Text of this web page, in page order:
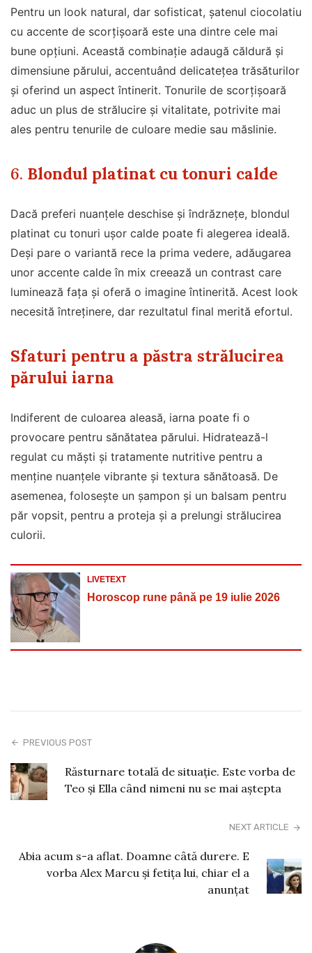
Pentru un look natural, dar sofisticat, șatenul ciocolatiu
cu accente de scorțișoară este una dintre cele mai
bune opțiuni. Această combinație adaugă căldură și
dimensiune părului, accentuând delicatețea trăsăturilor
și oferind un aspect întinerit. Tonurile de scorțișoară
aduc un plus de strălucire și vitalitate, potrivite mai
ales pentru tenurile de culoare medie sau măslinie.
6. Blondul platinat cu tonuri calde
Dacă preferi nuanțele deschise și îndrăznețe, blondul
platinat cu tonuri ușor calde poate fi alegerea ideală.
Deși pare o variantă rece la prima vedere, adăugarea
unor accente calde în mix creează un contrast care
luminează fața și oferă o imagine întinerită. Acest look
necesită întreținere, dar rezultatul final merită efortul.
Sfaturi pentru a păstra strălucirea
părului iarna
Indiferent de culoarea aleasă, iarna poate fi o
provocare pentru sănătatea părului. Hidratează-l
regulat cu măști și tratamente nutritive pentru a
menține nuanțele vibrante și textura sănătoasă. De
asemenea, folosește un șampon și un balsam pentru
păr vopsit, pentru a proteja și a prelungi strălucirea
culorii.
LIVETEXT
Horoscop rune până pe 19 iulie 2026
PREVIOUS POST
Răsturnare totală de situație. Este vorba de
Teo și Ella când nimeni nu se mai aștepta
NEXT ARTICLE
Abia acum s-a aflat. Doamne câtă durere. E
vorba Alex Marcu și fetița lui, chiar el a
anunțat